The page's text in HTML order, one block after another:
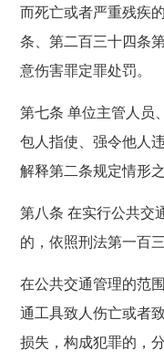
而死亡或者严重残疾
条、第二百三十四条
意伤害罪定罪处罚。
第七条 单位主管人员
包人指使、强令他人
解释第二条规定情形
第八条 在实行公共交
的，依照刑法第一百
在公共交通管理的范
通工具致人伤亡或者
损失，构成犯罪的，